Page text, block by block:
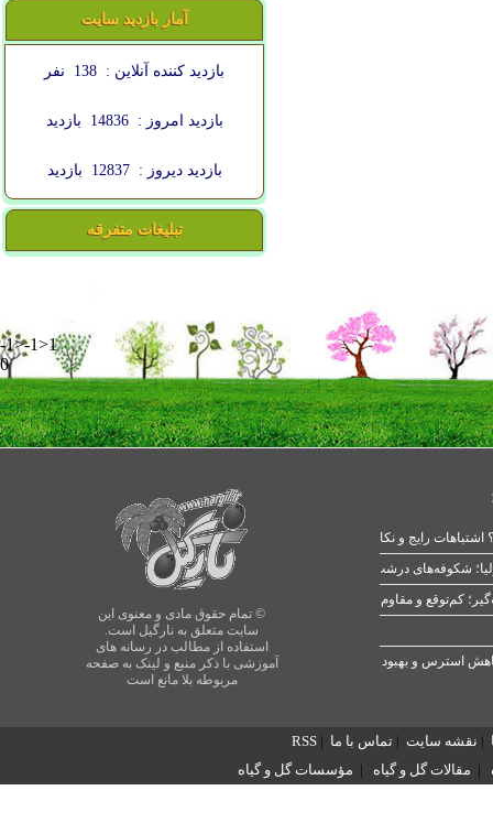
آمار بازدید سایت
بازدید کننده آنلاین : 138 نفر
بازدید امروز : 14836 بازدید
بازدید دیروز : 12837 بازدید
تبلیغات متفرقه
-1>-1>1
0
© تمام حقوق مادی و معنوی این
سایت متعلق به نارگیل است.
استفاده از مطالب در رسانه های
آموزشی با ذکر منبع و لینک به صفحه
مربوطه بلا مانع است
رایج و نکات طلایی
شکوفه‌های درشت در بهار
| نقشه سایت | تماس با ما |
RSS
| مقالات گل و گیاه | مؤسسات گل و گیاه